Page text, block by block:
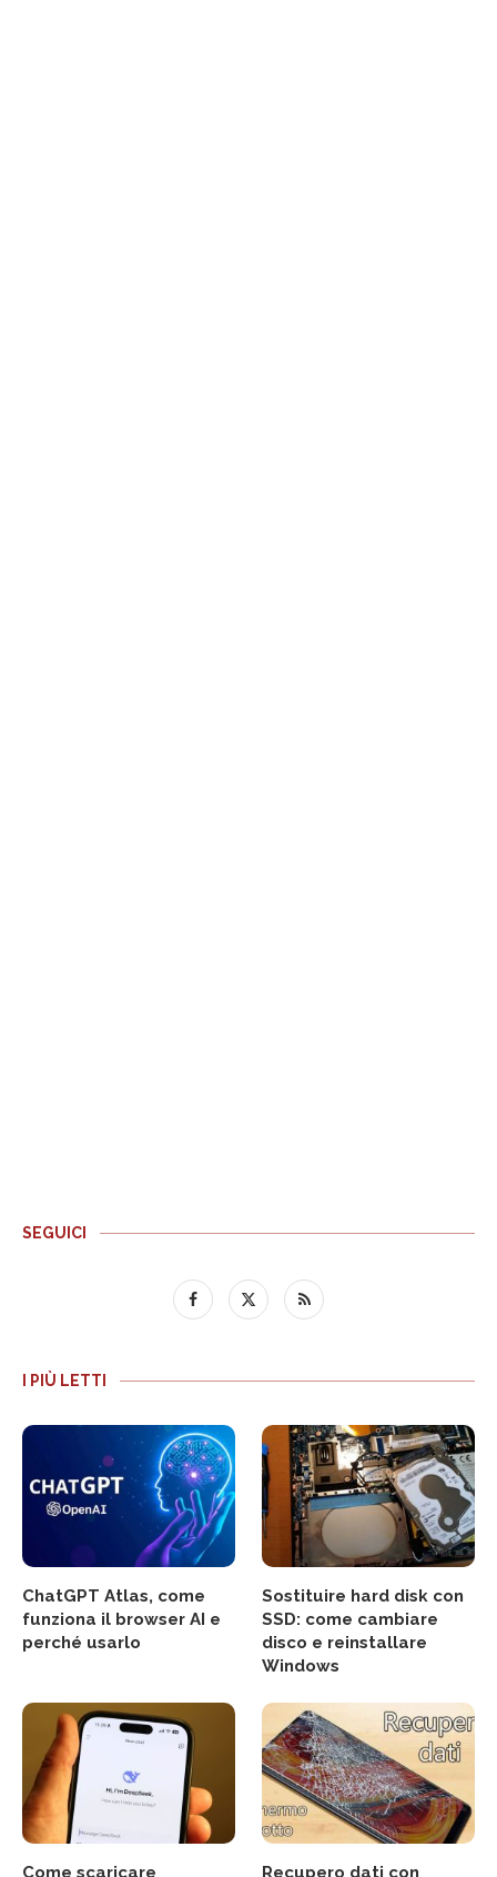
SEGUICI
I PIÙ LETTI
ChatGPT Atlas, come
funziona il browser AI e
perché usarlo
Sostituire hard disk con
SSD: come cambiare
disco e reinstallare
Windows